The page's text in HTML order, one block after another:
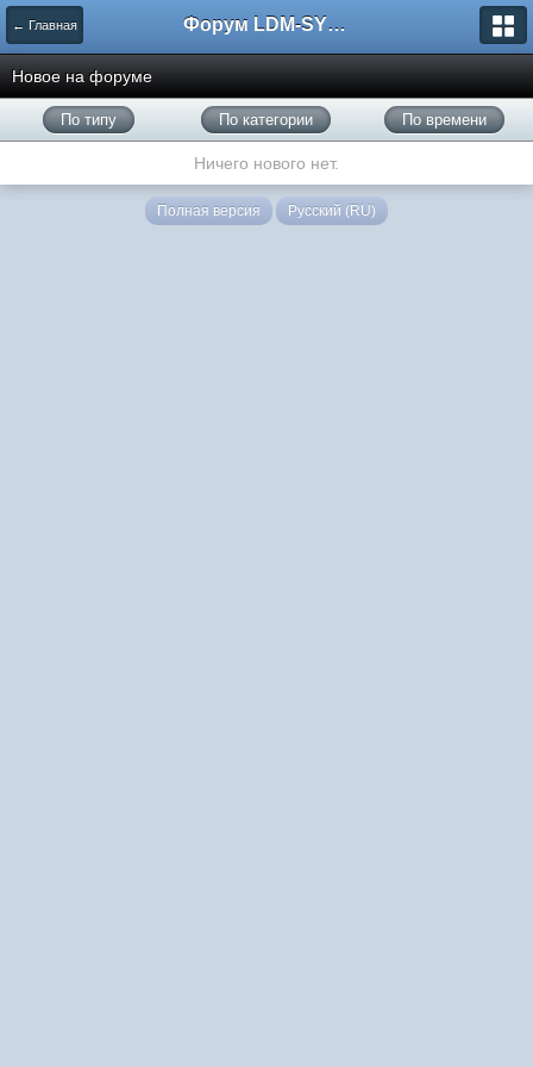
← Главная Форум LDM-SYSTEMS
Новое на форуме
По типу По категории По времени
Ничего нового нет.
Полная версия Русский (RU)